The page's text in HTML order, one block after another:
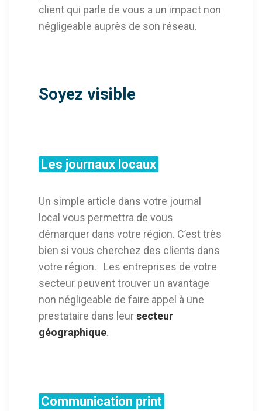
client qui parle de vous a un impact non
négligeable auprès de son réseau.
Soyez visible
Les journaux locaux
Un simple article dans votre journal
local vous permettra de vous
démarquer dans votre région. C’est très
bien si vous cherchez des clients dans
votre région. Les entreprises de votre
secteur peuvent trouver un avantage
non négligeable de faire appel à une
prestataire dans leursecteur
géographique.
Communication print